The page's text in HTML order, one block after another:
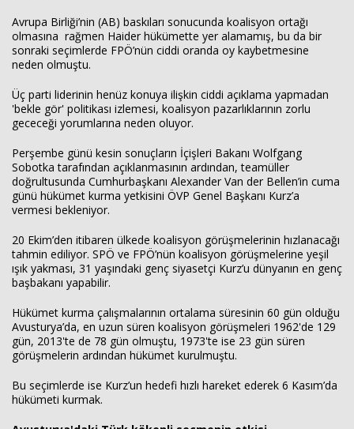
Avrupa Birliği’nin (AB) baskıları sonucunda koalisyon ortağı
olmasına rağmen Haider hükümette yer alamamış, bu da bir
sonraki seçimlerde FPÖ’nün ciddi oranda oy kaybetmesine
neden olmuştu.
Üç parti liderinin henüz konuya ilişkin ciddi açıklama yapmadan
'bekle gör' politikası izlemesi, koalisyon pazarlıklarının zorlu
gececeği yorumlarına neden oluyor.
Perşembe günü kesin sonuçların İçişleri Bakanı Wolfgang
Sobotka tarafından açıklanmasının ardından, teamüller
doğrultusunda Cumhurbaşkanı Alexander Van der Bellen’in cuma
günü hükümet kurma yetkisini ÖVP Genel Başkanı Kurz’a
vermesi bekleniyor.
20 Ekim’den itibaren ülkede koalisyon görüşmelerinin hızlanacağı
tahmin ediliyor. SPÖ ve FPÖ’nün koalisyon görüşmelerine yeşil
ışık yakması, 31 yaşındaki genç siyasetçi Kurz’u dünyanın en genç
başbakanı yapabilir.
Hükümet kurma çalışmalarının ortalama süresinin 60 gün olduğu
Avusturya’da, en uzun süren koalisyon görüşmeleri 1962'de 129
gün, 2013'te de 78 gün olmuştu, 1973'te ise 23 gün süren
görüşmelerin ardından hükümet kurulmuştu.
Bu seçimlerde ise Kurz’un hedefi hızlı hareket ederek 6 Kasım’da
hükümeti kurmak.